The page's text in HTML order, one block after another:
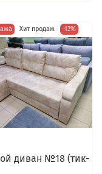
Хит продаж -12%
диван №18 (тик-